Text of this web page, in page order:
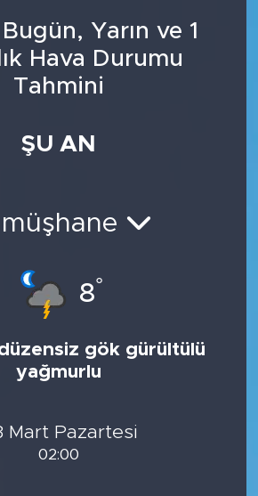
Yarın ve 1
Hava Durumu
Tahmini
ŞU AN
8°
gök gürültülü
yağmurlu
Mart Pazartesi
02:00
Durumu ve Fikstür